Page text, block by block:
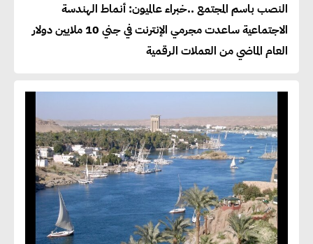
النصب باسم المجتمع ..خبراء عالميون: أنماط الهندسة
الاجتماعية ساعدت مجرمي الإنترنت في جني 10 ملايين دولار
العام الماضي من العملات الرقمية